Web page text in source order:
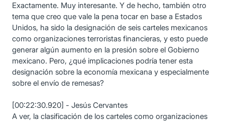
Exactamente. Muy interesante. Y de hecho, también otro
tema que creo que vale la pena tocar en base a Estados
Unidos, ha sido la designación de seis carteles mexicanos
como organizaciones terroristas financieras, y esto puede
generar algún aumento en la presión sobre el Gobierno
mexicano. Pero, ¿qué implicaciones podría tener esta
designación sobre la economía mexicana y especialmente
sobre el envío de remesas?
[00:22:30.920] - Jesús Cervantes
A ver, la clasificación de los carteles como organizaciones